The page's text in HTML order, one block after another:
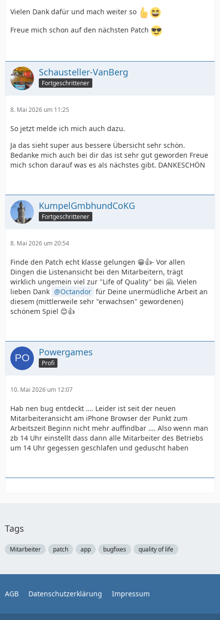
Vielen Dank dafür und mach weiter so
Freue mich schon auf den nächsten Patch
Schausteller-VanBerg
Fortgeschrittener
8. Mai 2026 um 11:25
So jetzt melde ich mich auch dazu.
Ja das sieht super aus bessere Übersicht sehr schön.
Bedanke mich auch bei dir das ist sehr gut geworden Freue
mich schon darauf was es als nächstes gibt. DANKESCHÖN
KumpelGmbhundCoKG
Fortgeschrittener
8. Mai 2026 um 20:54
Finde den Patch echt klasse gelungen 😁👍- Vor allen
Dingen die Listenansicht bei den Mitarbeitern, trägt
wirklich ungemein viel zur "Life of Quality" bei 🤗. Vielen
lieben Dank
Octandor für Deine unermüdliche Arbeit an
diesem (mittlerweile sehr "erwachsen" gewordenen)
schönem Spiel 😊👍
Powergames
Profi
10. Mai 2026 um 12:07
Hab nen bug entdeckt …. Leider ist seit der neuen
Mitarbeiteransicht am iPhone Browser der Punkt zum
Arbeitszeit Beginn nicht mehr auffindbar …. Also wenn man
zb 14 Uhr einstellt dass dann alle Mitarbeiter des Betriebs
um 14 Uhr gegessen geschlafen und geduscht haben
Tags
Mitarbeiter patch app bugfixes quality of life
AGB Datenschutzerklärung Impressum